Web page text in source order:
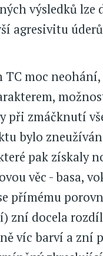
výsledků
agresivitu
TC moc
při zmáčknutí
bylo
pak získaly
věc - basa,
přímému
zní docela
víc barví a zní